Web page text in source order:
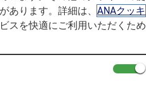
あります。詳細は、ANAクッキ
スを快適にご利用いただくため